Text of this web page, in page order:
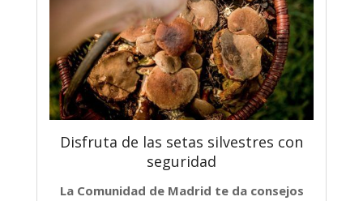
Disfruta de las setas silvestres con
seguridad
La Comunidad de Madrid te da consejos